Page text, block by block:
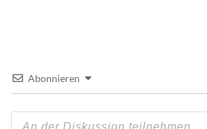
Abonnieren